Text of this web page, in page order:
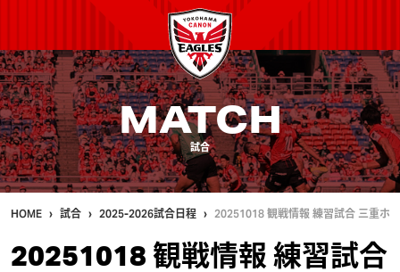
MATCH
試合
HOME 試合 2025-2026試合日程 20251018 観戦情報 練習試合 三重ホ
20251018 観戦情報 練習試合